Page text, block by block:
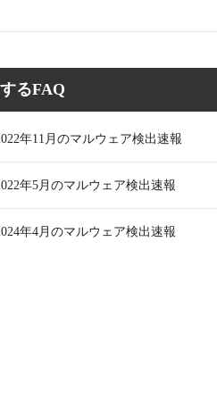
るFAQ
年11月のマルウェア検出速報
年5月のマルウェア検出速報
年4月のマルウェア検出速報